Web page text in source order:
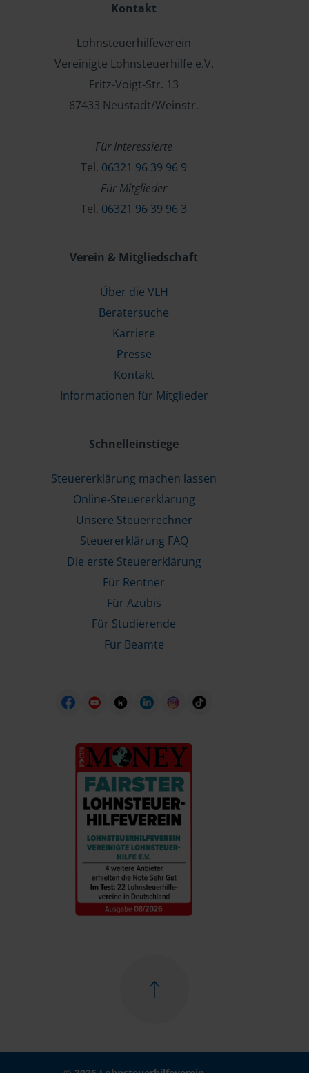
Kontakt
Lohnsteuerhilfeverein
Vereinigte Lohnsteuerhilfe e.V.
Fritz-Voigt-Str. 13
67433 Neustadt/Weinstr.
Für Interessierte
Tel. 06321 96 39 96 9
Für Mitglieder
Tel. 06321 96 39 96 3
Verein & Mitgliedschaft
Über die VLH
Beratersuche
Karriere
Presse
Kontakt
Informationen für Mitglieder
Schnelleinstiege
Steuererklärung machen lassen
Online-Steuererklärung
Unsere Steuerrechner
Steuererklärung FAQ
Die erste Steuererklärung
Für Rentner
Für Azubis
Für Studierende
Für Beamte